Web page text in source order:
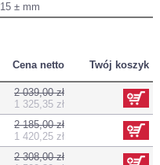
15 ± mm
Cena netto Twój koszyk
2 039,00 zł
1 325,35 zł
2 185,00 zł
1 420,25 zł
2 308,00 zł